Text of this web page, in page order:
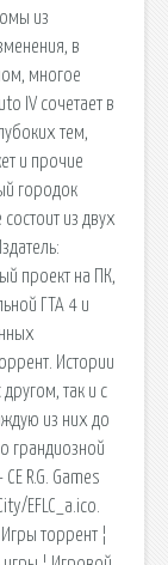
из
в
многое
IV сочетает в
тем,
и прочие
городок
из двух
проект на ПК,
ГТА 4 и
Истории
так и с
из них до
грандиозной
R.G. Games
EFLC_a.ico.
торрент ¦